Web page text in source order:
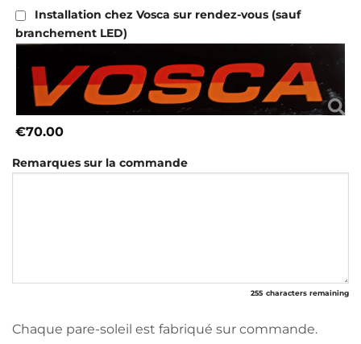
Installation chez Vosca sur rendez-vous (sauf
branchement LED)
€70.00
Remarques sur la commande
255 characters remaining
Chaque pare-soleil est fabriqué sur commande.